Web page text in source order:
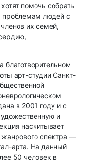
помочь собрать
проблемам людей с
их семей,
благотворительном
арт-студии Санкт-
в 2001 году и с
и
насчитывает
спектра —
арта. На данный
50 человек в